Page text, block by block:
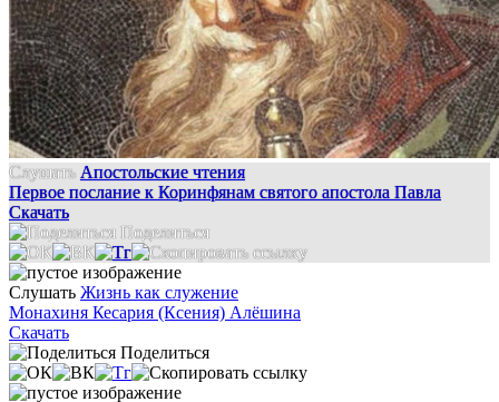
Слушать Апостольские чтения
Первое послание к Коринфянам святого апостола Павла
Скачать
Поделиться
Слушать Жизнь как служение
Монахиня Кесария (Ксения) Алёшина
Скачать
Поделиться